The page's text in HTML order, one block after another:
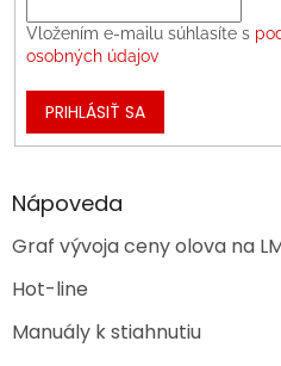
Vložením e-mailu súhlasíte s
osobných údajov
PRIHLÁSIŤ SA
Nápoveda
Graf vývoja ceny olova na
Hot-line
Manuály k stiahnutiu